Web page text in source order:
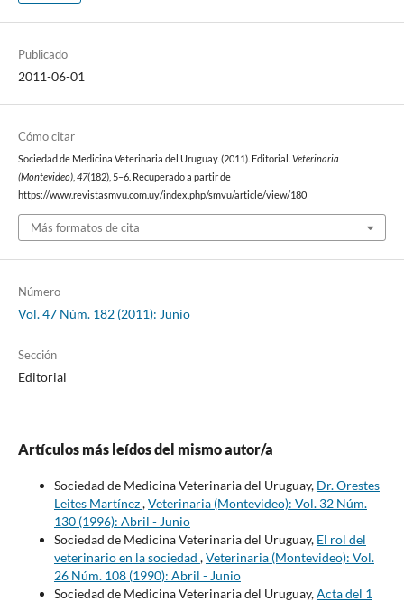
Publicado
2011-06-01
Cómo citar
Sociedad de Medicina Veterinaria del Uruguay. (2011). Editorial. Veterinaria
(Montevideo), 47(182), 5–6. Recuperado a partir de
https://www.revistasmvu.com.uy/index.php/smvu/article/view/180
Más formatos de cita
Número
Vol. 47 Núm. 182 (2011): Junio
Sección
Editorial
Artículos más leídos del mismo autor/a
Sociedad de Medicina Veterinaria del Uruguay, Dr. Orestes
Leites Martínez,Veterinaria (Montevideo): Vol. 32 Núm.
130 (1996): Abril - Junio
Sociedad de Medicina Veterinaria del Uruguay, El rol del
veterinario en la sociedad ,Veterinaria (Montevideo): Vol.
26 Núm. 108 (1990): Abril - Junio
Sociedad de Medicina Veterinaria del Uruguay,Acta del 1